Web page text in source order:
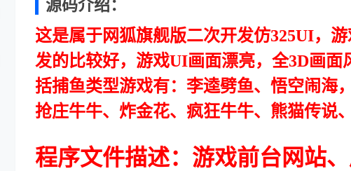
源码介绍：
这是属于网狐旗舰版二次开发仿325UI，
发的比较好，游戏UI画面漂亮，全3D画
括捕鱼类型游戏有：李逵劈鱼、悟空闹海
抢庄牛牛、炸金花、疯狂牛牛、熊猫传说
程序文件描述：游戏前台网站